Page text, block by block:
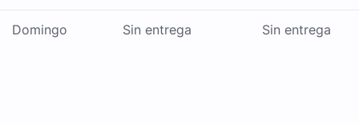
Domingo Sin entrega Sin entrega